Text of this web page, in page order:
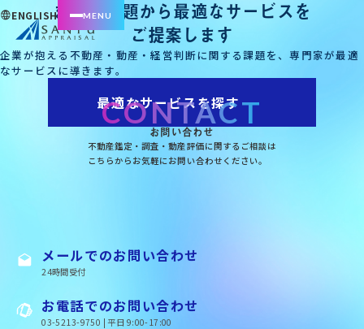
ENGLISHまずは課題から最適なサービスを
ご提案します
企業が抱える不動産・動産・経営判断に関する課題を、専門家が最適
なサービスに導きます。
最適なサービスを探す
CONTACT
お問い合わせ
不動産鑑定・調査・動産評価に関するご相談は
こちらからお気軽にお問い合わせください。
メールでのお問い合わせ
24時間受付
お電話でのお問い合わせ
03-5213-9750 | 平日 9:00-17:00